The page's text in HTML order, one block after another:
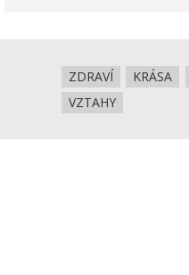
ZDRAVÍ KRÁSA
VZTAHY